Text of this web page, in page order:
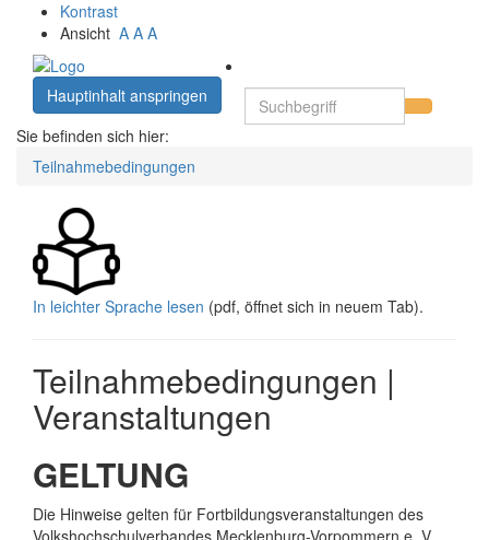
Kontrast
Ansicht A A A
Hauptinhalt anspringen
Sie befinden sich hier:
Teilnahmebedingungen
In leichter Sprache lesen (pdf, öffnet sich in neuem Tab).
Teilnahmebedingungen |
Veranstaltungen
GELTUNG
Die Hinweise gelten für Fortbildungsveranstaltungen des
Volkshochschulverbandes Mecklenburg-Vorpommern e. V.